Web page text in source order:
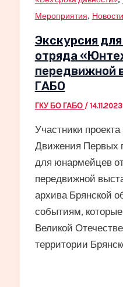
Мероприятия, Новости
Экскурсия
отряда
передвижной
ГАБО
ГКУ БО ГАБО / 14.11.2023
Участники
Движения Первых
для юнармейцев
передвижной
архива Брянской
событиям,
Великой
территории